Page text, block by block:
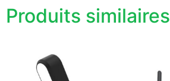
Produits similaires